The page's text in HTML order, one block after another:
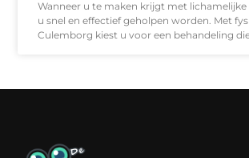
Wanneer u te maken krijgt met
u snel en effectief geholpen worden. Met
Culemborg kiest u voor een behandeling